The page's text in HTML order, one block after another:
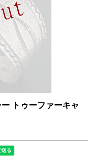
トゥーファーキャ